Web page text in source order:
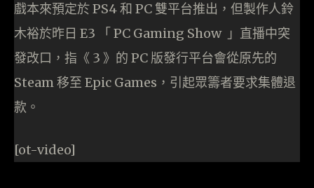
戲本來預定於 PS4 和 PC 雙平台推出，但製作人鈴
木裕於昨日 E3 「 PC Gaming Show 」直播中突
發改口，指《 3 》的 PC 版發行平台會從原先的
Steam 移至 Epic Games，引起眾籌者要求集體退
款。
[ot-video]